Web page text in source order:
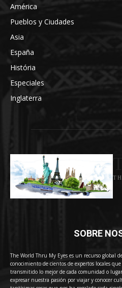
América
Pueblos y Ciudades
Asia
España
História
Especiales
Inglaterra
SOBRE
The World Thru My Eyes es un recurso global
conocimiento de cientos de expertos locales
transmitido lo mejor de cada comunidad o
expresar nuestra pasión por viajar y conocer